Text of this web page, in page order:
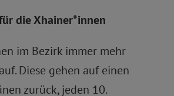
die Xhainer*innen
im Bezirk immer mehr
Diese gehen auf einen
zurück, jeden 10.